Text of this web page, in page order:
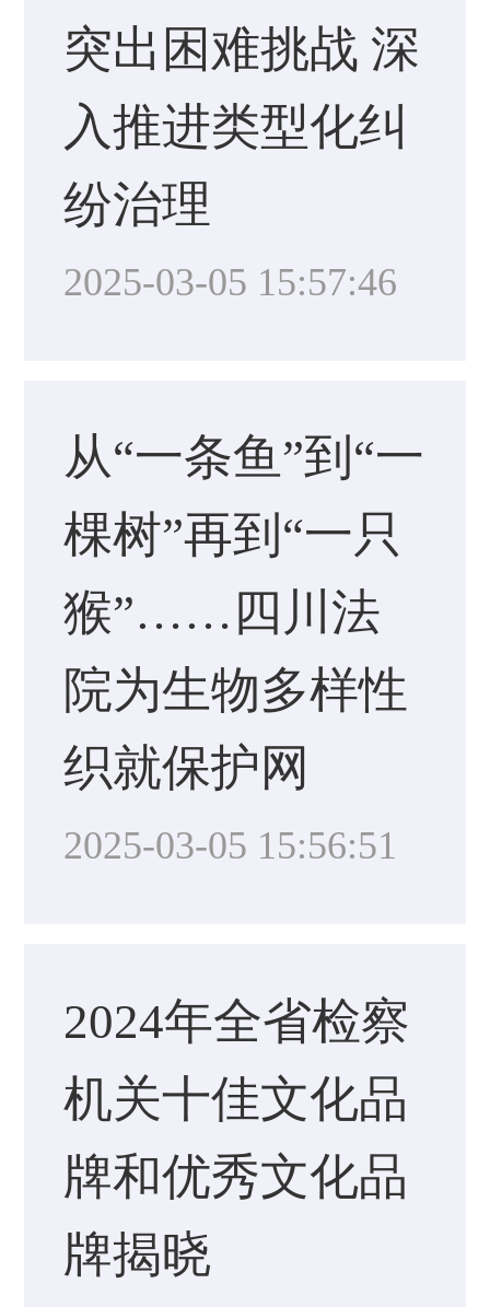
突出困难挑战 深
入推进类型化纠
纷治理
2025-03-05 15:57:46
从“一条鱼”到“一
棵树”再到“一只
猴”……四川法
院为生物多样性
织就保护网
2025-03-05 15:56:51
2024年全省检察
机关十佳文化品
牌和优秀文化品
牌揭晓